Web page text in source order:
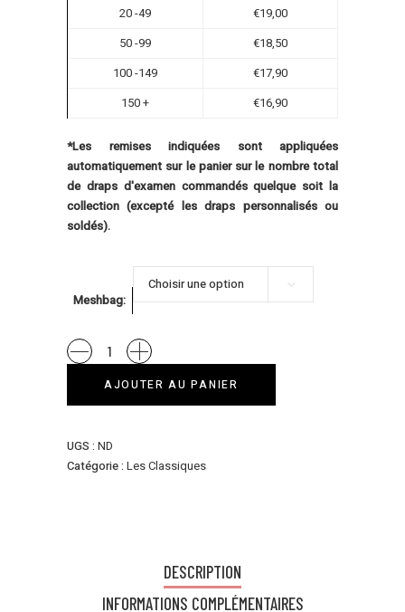
20 -49
€19,00
50 -99
€18,50
100 -149
€17,90
150 +
€16,90
*Les remises indiquées sont appliquées
automatiquement sur le panier sur le nombre total
de draps d'examen commandés quelque soit la
collection (excepté les draps personnalisés ou
soldés).
Meshbag
Choisir une option
Le
Jaune
Moutarde
quantity
AJOUTER AU PANIER
UGS : ND
Catégorie : Les Classiques
DESCRIPTION
INFORMATIONS COMPLÉMENTAIRES